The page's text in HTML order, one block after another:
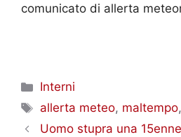
comunicato di allerta
Categorie
Interni
Tag
allerta meteo, maltempo,
Uomo stupra una